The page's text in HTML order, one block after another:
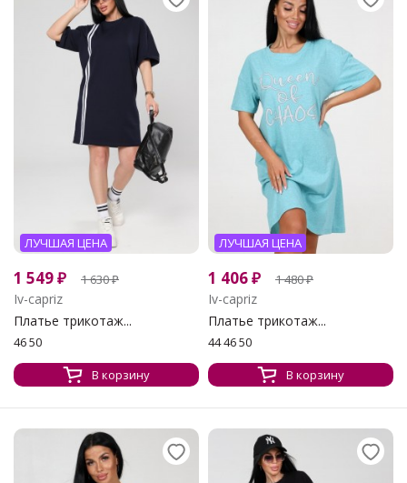
ЛУЧШАЯ ЦЕНА
1 549₽ 1 630₽
Iv-capriz
Платье трикотаж...
46 50
В корзину
ЛУЧШАЯ ЦЕНА
1 406₽ 1 480₽
Iv-capriz
Платье трикотаж...
44 46 50
В корзину